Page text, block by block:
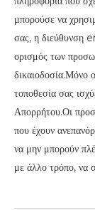
μπορούσε να
σας, η διεύθυνση
ορισμός των
δικαιοδοσία.Μόνο
τοποθεσία σας
Απορρήτου.Οι
που έχουν
να μην μπορούν
με άλλο τρόπο, να